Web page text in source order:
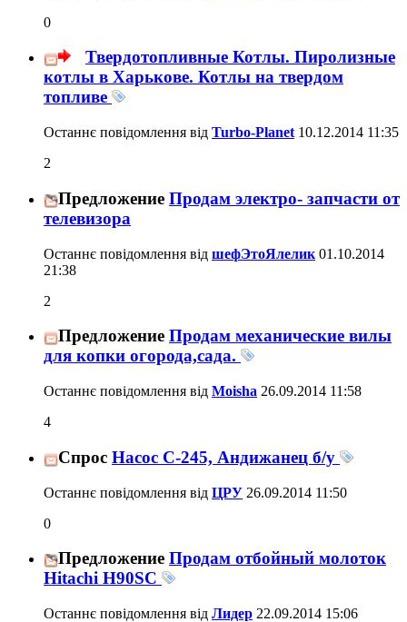
0
Твердотопливные Котлы. Пиролизные
котлы в Харькове. Котлы на твердом
топливе
Останнє повідомлення від Turbo-Planet 10.12.2014 11:35
2
Предложение Продам электро- запчасти от
телевизора
Останнє повідомлення від шефЭтоЯлелик 01.10.2014
21:38
2
Предложение Продам механические вилы
для копки огорода,сада.
Останнє повідомлення від Moisha 26.09.2014 11:58
4
Спрос Насос С-245, Андижанец б/у
Останнє повідомлення від ЦРУ 26.09.2014 11:50
0
Предложение Продам отбойный молоток
Hitachi H90SC
Останнє повідомлення від Лидер 22.09.2014 15:06